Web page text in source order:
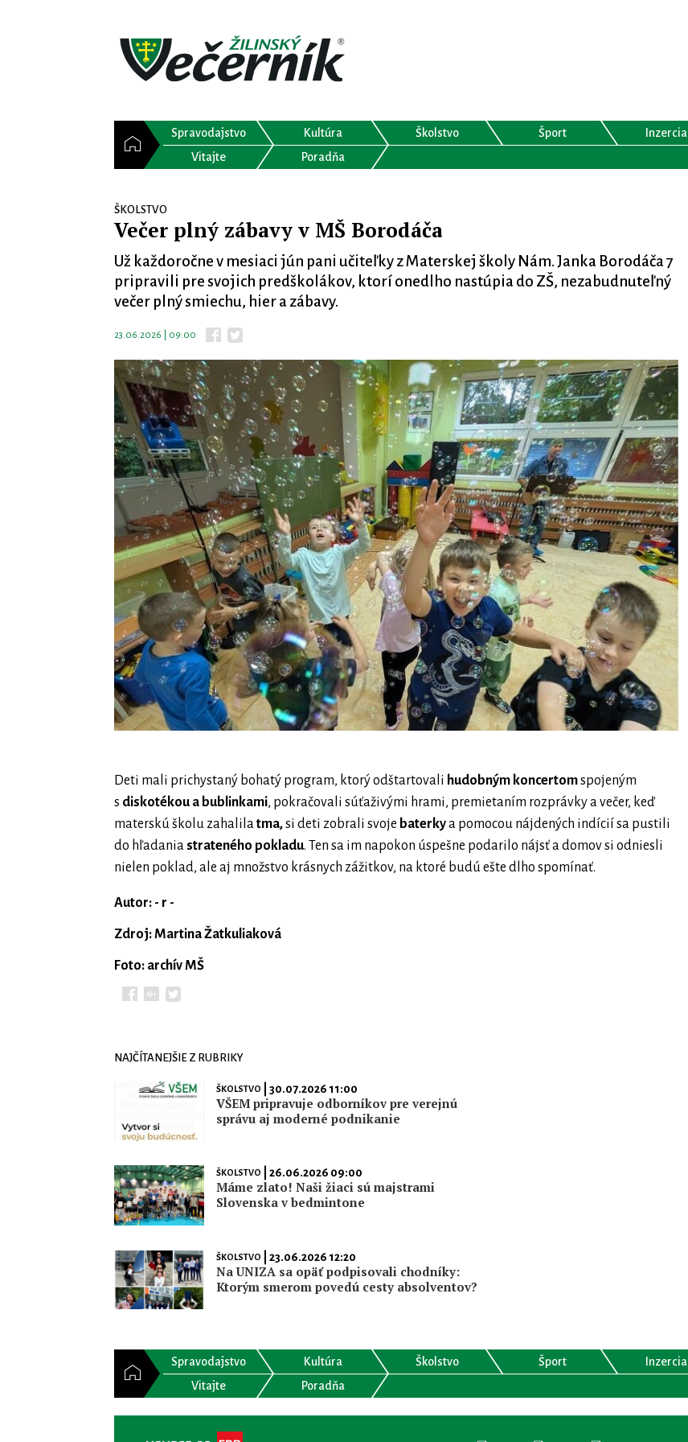
Spravodajstvo Kultúra Školstvo Šport Inzercia
Vitajte
Poradňa
ŠKOLSTVO
Večer plný zábavy v MŠ Borodáča
Už každoročne v mesiaci jún pani učiteľky z Materskej školy Nám. Janka Borodáča 7
pripravili pre svojich predškolákov, ktorí onedlho nastúpia do ZŠ, nezabudnuteľný
večer plný smiechu, hier a zábavy.
23.06.2026 | 09:00
Deti mali prichystaný bohatý program, ktorý odštartovali hudobným koncertomspojeným
s diskotékou a bublinkami, pokračovali súťaživými hrami, premietaním rozprávky a večer, keď
materskú školu zahalilatma,si deti zobrali svoje baterkya pomocou nájdených indícií sa pustili
do hľadaniastrateného pokladu. Ten sa im napokon úspešne podarilo nájsť a domov si odniesli
nielen poklad, ale aj množstvo krásnych zážitkov, na ktoré budú ešte dlho spomínať.
Autor: - r -
Zdroj: Martina Žatkuliaková
Foto: archív MŠ
NAJČÍTANEJŠIE Z RUBRIKY
ŠKOLSTVO | 30.07.2026 11:00
VŠEM pripravuje odborníkov pre verejnú
správu aj moderné podnikanie
ŠKOLSTVO | 26.06.2026 09:00
Máme zlato! Naši žiaci sú majstrami
Slovenska v bedmintone
ŠKOLSTVO | 23.06.2026 12:20
Na UNIZA sa opäť podpisovali chodníky:
Ktorým smerom povedú cesty absolventov?
Spravodajstvo Kultúra Školstvo Šport Inzercia
Vitajte
Poradňa